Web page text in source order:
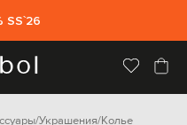
SS`26
Украшения Колье